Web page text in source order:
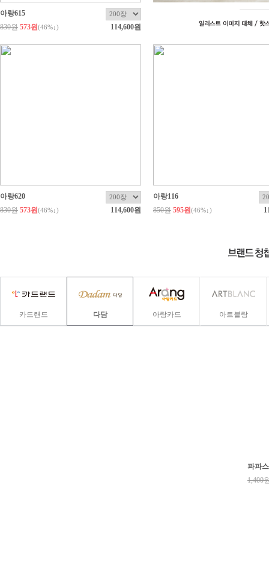
아랑615
830원 573원(46%↓) 114,600원
아랑620
830원 573원(46%↓) 114,600원
아랑116
850원 595원(46%↓)
카드랜드 다담 아랑카드 아트블랑
파파
1,400